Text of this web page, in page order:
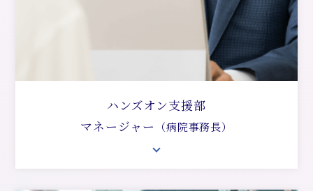
ハンズオン支援部
マネージャー
（病院事務長）